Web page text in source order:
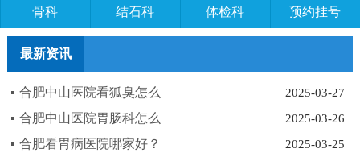
骨科 结石科 体检科 预约挂号
最新资讯
2025-03-27
合肥中山医院看狐臭怎么
2025-03-26
合肥中山医院胃肠科怎么
2025-03-25
合肥看胃病医院哪家好？